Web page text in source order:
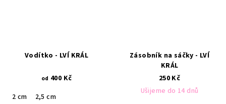
Vodítko - LVÍ KRÁL
od 400 Kč
2 cm
2,5 cm
Zásobník na sáčky - LVÍ
KRÁL
250 Kč
Ušijeme do 14 dnů